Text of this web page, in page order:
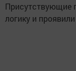
Присутствующие
логику и